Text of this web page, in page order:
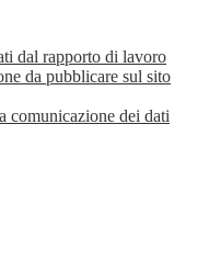
dal rapporto di lavoro
da pubblicare sul sito
comunicazione dei dati